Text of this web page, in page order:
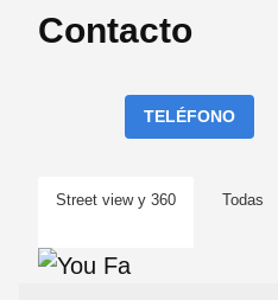
Contacto
TELÉFONO
Street view y 360 Todas